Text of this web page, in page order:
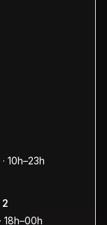
10h–23h
18h–00h